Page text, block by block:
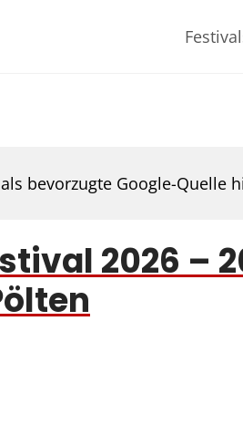
bevorzugte Google-Quelle
2026 –